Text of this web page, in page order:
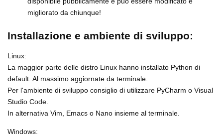
migliorato da chiunque!
Installazione e ambiente di sviluppo:
Linux:
La maggior parte delle distro Linux hanno installato Python di
default. Al massimo aggiornate da terminale.
Per l'ambiente di sviluppo consiglio di utilizzare PyCharm o Visual
Studio Code.
In alternativa Vim, Emacs o Nano insieme al terminale.
Windows: